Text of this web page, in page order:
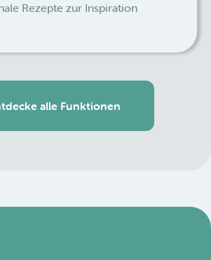
Rezepte zur Inspiration
alle Funktionen